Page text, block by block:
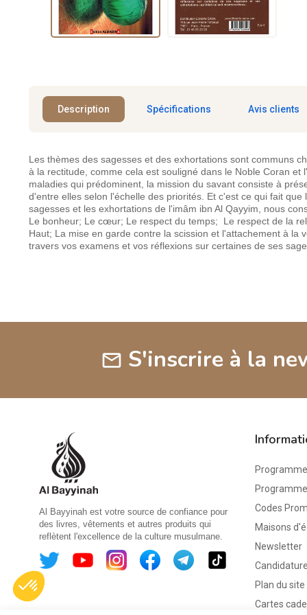
Description Spécifications Avis clients
Les thèmes des sagesses et des exhortations sont communs
à la rectitude, comme cela est souligné dans le Noble Coran
maladies qui prédominent, la mission du savant consiste à
d'entre elles selon l'échelle des priorités. Et c'est ce qui fait
sagesses et les exhortations de l'imâm ibn Al Qayyim, nous
Le bonheur; Le cœur; Le respect du temps; Le respect de la
Haut; La mise en garde contre la scission et l'attachement à
travers vos examens et vos réflexions sur certaines de ses
mail S'inscrire à la
Al Bayyinah est votre source de confiance pour
des livres, vêtements et autres produits qui
reflètent l'excellence de la culture musulmane.
Codes
Maisons
Newsletter
Plan du site
Cartes